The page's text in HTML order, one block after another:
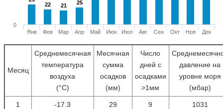
22
22 21
21 25
25
Янв Фев Мар Апр Май Июн Июл Авг Сен Окт Ноя Дек
0
Месяц
Среднемесячная
температура
воздуха
(°С)
Месячная
сумма
осадков
(мм)
Число
дней с
осадками
>1мм
давление на
уровне моря
(мбар)
1 -17.3 29 9 1031